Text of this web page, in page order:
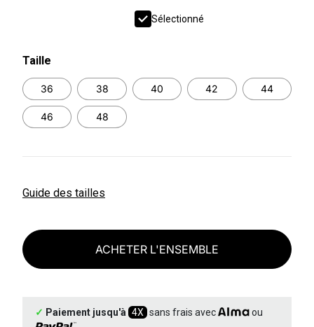
Sélectionné
Taille
36 38 40 42 44
46 48
Guide des tailles
ACHETER L'ENSEMBLE
✓ Paiement jusqu'à 4X sans frais avec ou